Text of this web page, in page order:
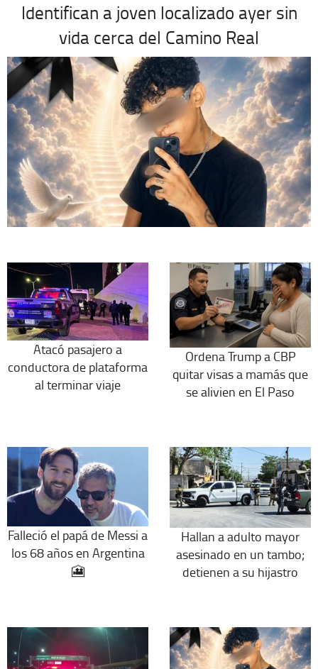
Identifican a joven localizado ayer sin
vida cerca del Camino Real
Atacó pasajero a
conductora de plataforma
al terminar viaje
Ordena Trump a CBP
quitar visas a mamás que
se alivien en El Paso
Falleció el papá de Messi a
los 68 años en Argentina
🎦
Hallan a adulto mayor
asesinado en un tambo;
detienen a su hijastro